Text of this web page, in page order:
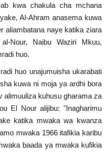
kwa chakula cha mchana
Al-Ahram anasema kuwa
aliambatana naye katika ziara
Nour, Naibu Waziri Mkuu,
huo.
huo unajumuisha ukarabati
kuwa ni moja ya ardhi bora
alimuuliza kuhusu gharama za
El Nour alijibu: "Inagharimu
katika mwaka wa kwanza
mwaka 1966 itafikia karibu
baada ya mwaka kufikia